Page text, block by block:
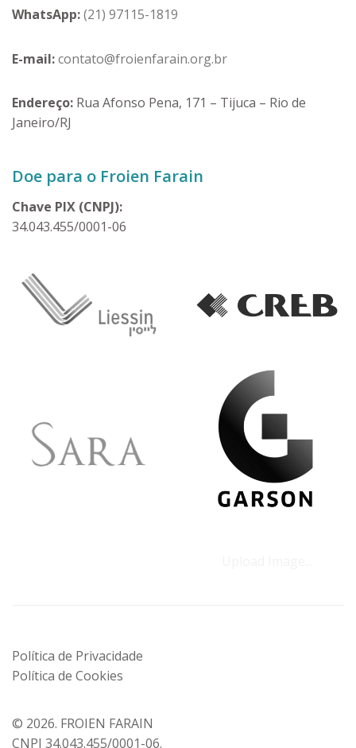
WhatsApp:(21) 97115-1819
E-mail:contato@froienfarain.org.br
Endereço: Rua Afonso Pena, 171 – Tijuca – Rio de
Janeiro/RJ
Doe para o Froien Farain
Chave PIX (CNPJ):
34.043.455/0001-06
© 2026. FROIEN FARAIN
CNPJ 34.043.455/0001-06.
Política de Privacidade
Política de Cookies